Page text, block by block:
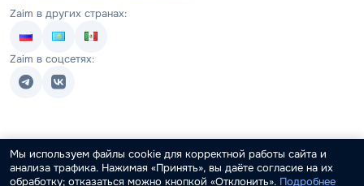
Zaim в других странах:
Zaim в соцсетях:
Мы используем файлы cookie для корректной работы сайта и
анализа трафика. Нажимая «Принять», вы даёте согласие на их
обработку; отказаться можно кнопкой «Отклонить». Подробнее